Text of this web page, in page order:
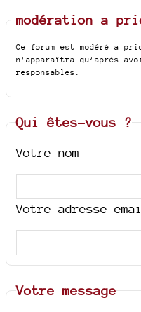
modération a
Ce forum est modéré a
n’apparaîtra qu’après
responsables.
Qui êtes-vous ?
Votre nom
Votre adresse
Votre message